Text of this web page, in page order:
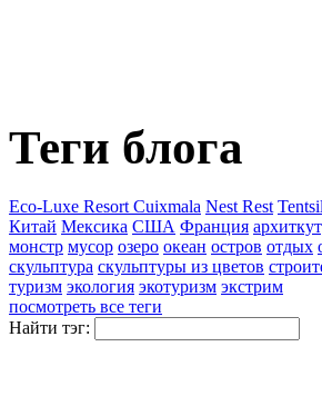
Теги блога
Eco-Luxe Resort Cuixmala Nest Rest
Китай Мексика США Франция
монстр мусор озеро океан остров отдых
скульптура скульптуры из цветов
туризм экология экотуризм экстрим
посмотреть все теги
Найти тэг: